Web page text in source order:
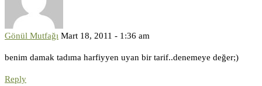
Gönül Mutfağı Mart 18, 2011 - 1:36 am
benim damak tadıma harfiyyen uyan bir tarif..denemeye değer;)
Reply